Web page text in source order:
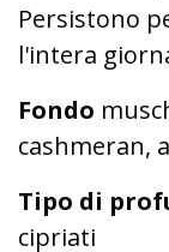
Persistono
l'intera
Fondo
cashmeran,
Tipo di
cipriati